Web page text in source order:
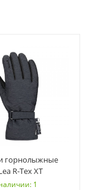
горнолыжные
R-Tex XT
1